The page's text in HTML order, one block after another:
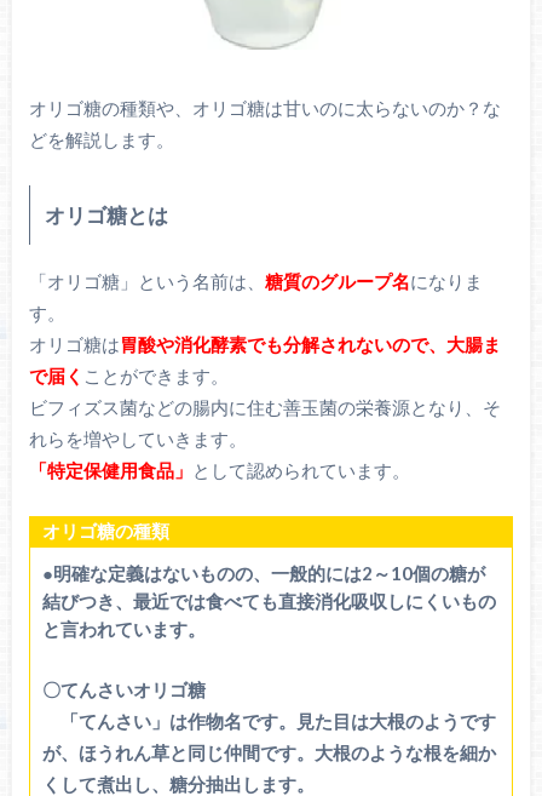
オリゴ糖の種類や、オリゴ糖は甘いのに太らないのか？な
どを解説します。
オリゴ糖とは
「オリゴ糖」という名前は、 糖質のグループ名になりま
す。
オリゴ糖は胃酸や消化酵素でも分解されないので、大腸ま
で届く ことができます。
ビフィズス菌などの腸内に住む善玉菌の栄養源となり、そ
れらを増やしていきます。
「特定保健用食品」 として認められています。
オリゴ糖の種類
●明確な定義はないものの、一般的には2～10個の糖が
結びつき、最近では食べても直接消化吸収しにくいもの
と言われています。
〇てんさいオリゴ糖
「てんさい」は作物名です。見た目は大根のようです
が、ほうれん草と同じ仲間です。大根のような根を細か
くして煮出し、糖分抽出します。